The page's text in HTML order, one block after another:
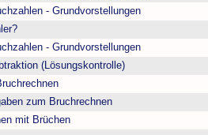
- Grundvorstellungen
- Grundvorstellungen
(Lösungskontrolle)
zum Bruchrechnen
mit Brüchen